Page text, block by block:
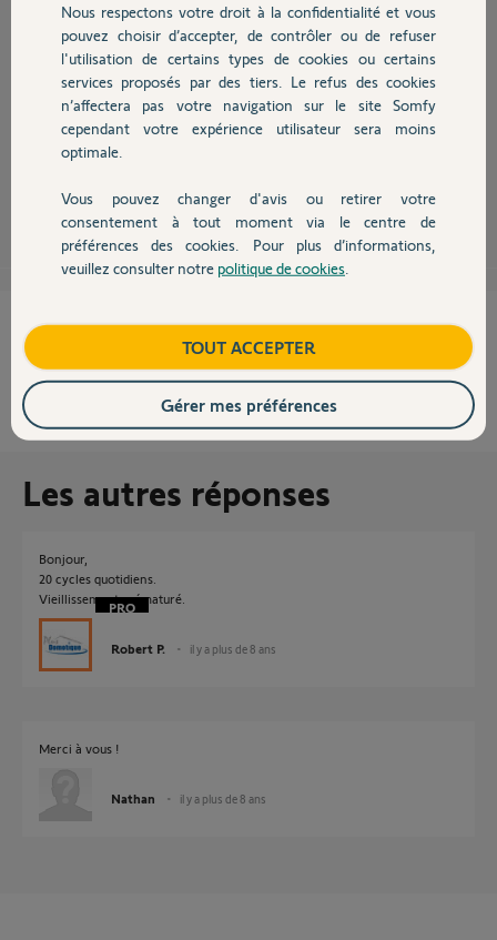
Chauffage
Autres produits
Devis avec un pro
Contact
Toutes les motorisations gamme grand public, sont conçues pour 20
cycles/jour.
A 4 dans une maison, on atteint très vite ce quota.
Les risques sont évident, électronique trop sollicité = boitier HS
rapidement.
Notez que les pannes dues aux hors normes et hors cotes sont exclues
de la garantie légale.
Anonyme il y a plus de 8 ans
Cette réponse vous a-t-elle aidé ?
NON OUI
100%des internautes ont trouvé cette réponse utile
Les autres réponses
Bonjour,
20 cycles quotidiens.
Vieillissement prématuré.
Robert P. il y a plus de 8 ans
Merci à vous !
Nathan il y a plus de 8 ans
Nous respectons votre droit à la confidentialité et vous
pouvez choisir d’accepter, de contrôler ou de refuser
l'utilisation de certains types de cookies ou certains
services proposés par des tiers. Le refus des cookies
n’affectera pas votre navigation sur le site Somfy
cependant votre expérience utilisateur sera moins
optimale.
Vous pouvez changer d'avis ou retirer votre
consentement à tout moment via le centre de
préférences des cookies. Pour plus d’informations,
veuillez consulter notre politique de cookies
TOUT ACCEPTER
Gérer mes préférences